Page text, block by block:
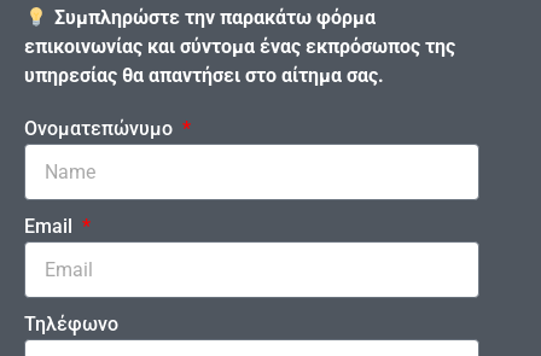
Συμπληρώστε την παρακάτω φόρμα
επικοινωνίας και σύντομα ένας εκπρόσωπος της
υπηρεσίας θα απαντήσει στο αίτημα σας.
Ονοματεπώνυμο
Email
Τηλέφωνο